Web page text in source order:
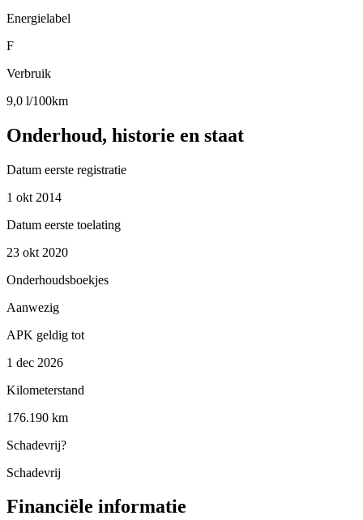
Energielabel
F
Verbruik
9,0 l/100km
Onderhoud, historie en staat
Datum eerste registratie
1 okt 2014
Datum eerste toelating
23 okt 2020
Onderhoudsboekjes
Aanwezig
APK geldig tot
1 dec 2026
Kilometerstand
176.190 km
Schadevrij?
Schadevrij
Financiële informatie